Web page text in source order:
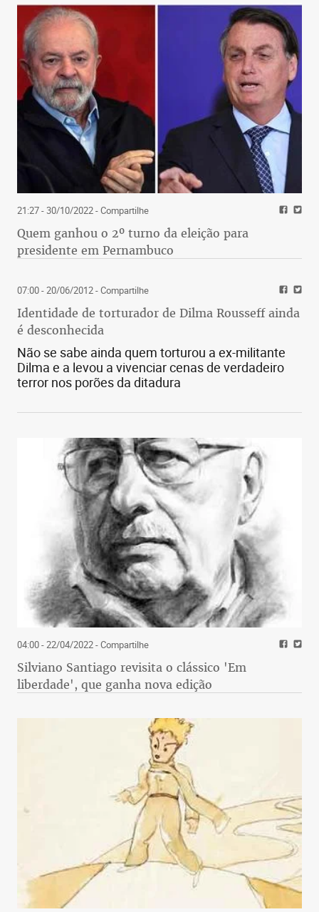
21:27 - 30/10/2022- Compartilhe
Quem ganhou o 2º turno da eleição para
presidente em Pernambuco
07:00 - 20/06/2012- Compartilhe
Identidade de torturador de Dilma Rousseff ainda
é desconhecida
Não se sabe ainda quem torturou a ex-militante
Dilma e a levou a vivenciar cenas de verdadeiro
terror nos porões da ditadura
04:00 - 22/04/2022- Compartilhe
Silviano Santiago revisita o clássico 'Em
liberdade', que ganha nova edição